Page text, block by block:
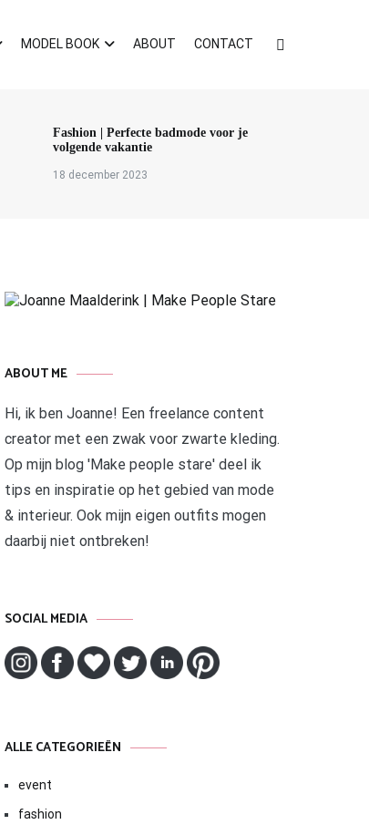
MODEL BOOK ABOUT CONTACT
Fashion | Perfecte badmode voor je
volgende vakantie
18 december 2023
ABOUT ME
Hi, ik ben Joanne! Een freelance content
creator met een zwak voor zwarte kleding.
Op mijn blog 'Make people stare' deel ik
tips en inspiratie op het gebied van mode
& interieur. Ook mijn eigen outfits mogen
daarbij niet ontbreken!
SOCIAL MEDIA
ALLE CATEGORIEËN
event
fashion